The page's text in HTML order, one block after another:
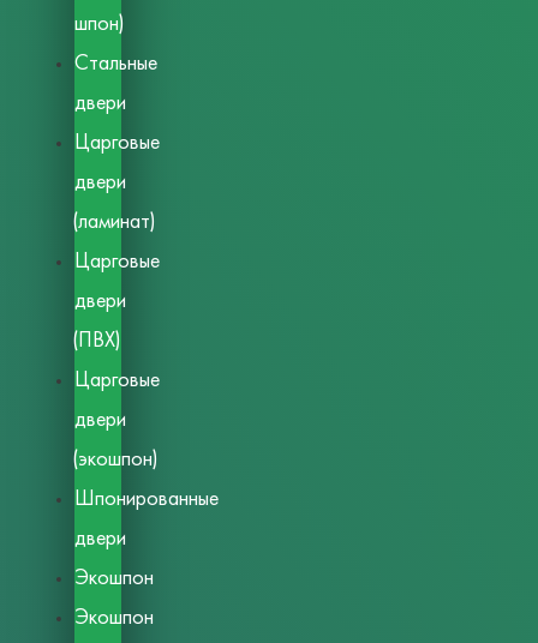
шпон)
Стальные
двери
Царговые
двери
(ламинат)
Царговые
двери
(ПВХ)
Царговые
двери
(экошпон)
Шпонированные
двери
Экошпон
Экошпон